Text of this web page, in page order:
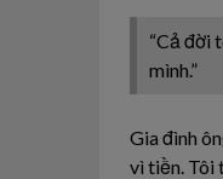
“Cả đời
mình.”
Gia đình
vì tiền. Tôi